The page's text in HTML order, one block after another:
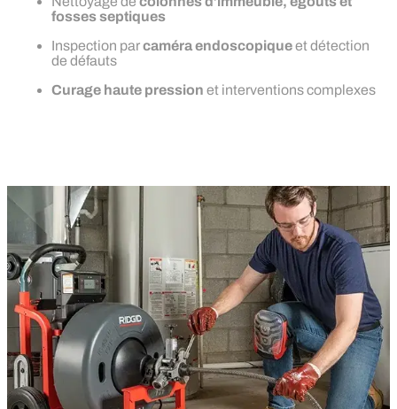
fosses septiques
Inspection parcaméra endoscopiqueet détection
de défauts
Curage haute pression et interventions complexes